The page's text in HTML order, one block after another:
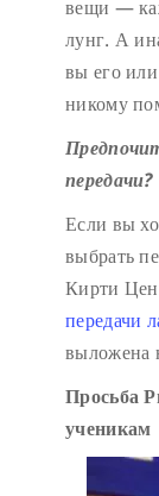
вещи —
лунг. А
вы его
никому
передачи?
Если вы
выбрать
Кирти
передачи
выложена
Просьба
ученикам